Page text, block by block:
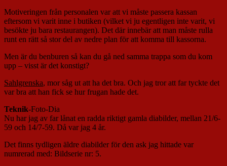
Motiveringen från personalen var att vi måste passera kassan
eftersom vi varit inne i butiken (vilket vi ju egentligen inte varit, vi
besökte ju bara restaurangen). Det där innebär att man måste rulla
runt en rätt så stor del av nedre plan för att komma till kassorna.
Men är du benburen så kan du gå ned samma trappa som du kom
upp – visst är det konstigt?
Sahlgrenska, mor såg ut att ha det bra. Och jag tror att far tyckte det
var bra att han fick se hur frugan hade det.
Teknik-Foto-Dia
Nu har jag av far lånat en radda riktigt gamla diabilder, mellan 21/6-
59 och 14/7-59. Då var jag 4 år.
Det finns tydligen äldre diabilder för den ask jag hittade var
numrerad med: Bildserie nr: 5.